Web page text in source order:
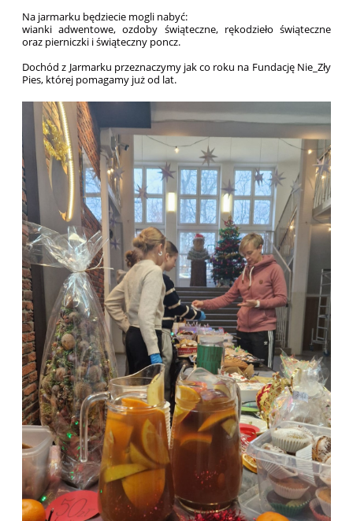
Na jarmarku będziecie mogli nabyć:
wianki adwentowe, ozdoby świąteczne, rękodzieło świąteczne
oraz pierniczki i świąteczny poncz.
Dochód z Jarmarku przeznaczymy jak co roku na Fundację Nie_Zły
Pies, której pomagamy już od lat.